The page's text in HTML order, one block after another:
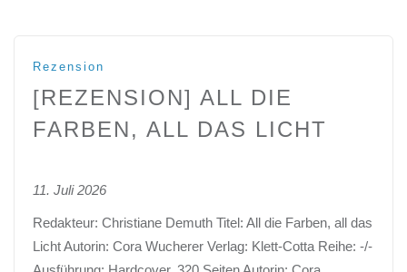
Rezension
[REZENSION] ALL DIE
FARBEN, ALL DAS LICHT
11. Juli 2026
Redakteur: Christiane Demuth Titel: All die Farben, all das
Licht Autorin: Cora Wucherer Verlag: Klett-Cotta Reihe: -/-